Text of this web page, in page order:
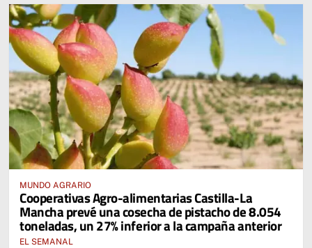
MUNDO AGRARIO
Cooperativas Agro-alimentarias Castilla-La
Mancha prevé una cosecha de pistacho de 8.054
toneladas, un 27% inferior a la campaña anterior
EL SEMANAL